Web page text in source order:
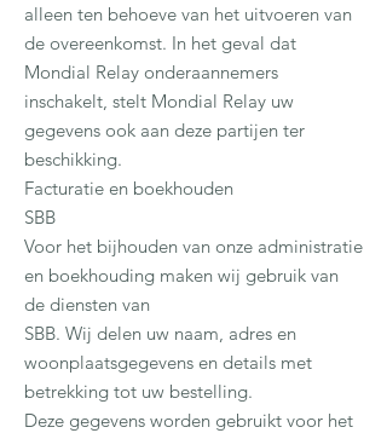
alleen ten behoeve van het uitvoeren van
de overeenkomst. In het geval dat
Mondial Relay onderaannemers
inschakelt, stelt Mondial Relay uw
gegevens ook aan deze partijen ter
beschikking.
Facturatie en boekhouden
SBB
Voor het bijhouden van onze administratie
en boekhouding maken wij gebruik van
de diensten van
SBB. Wij delen uw naam, adres en
woonplaatsgegevens en details met
betrekking tot uw bestelling.
Deze gegevens worden gebruikt voor het